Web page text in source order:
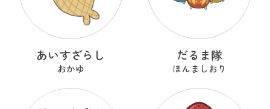
あいすざらし
おかゆ
だるま隊
ほんましおり